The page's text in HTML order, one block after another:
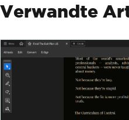
Verwandte